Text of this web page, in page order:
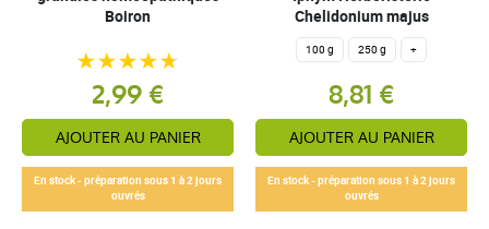
Boiron
2,99 €
AJOUTER AU PANIER
En stock - préparation sous 1 à 2 jours
ouvrés
Chelidonium majus
100 g 250 g +
8,81 €
AJOUTER AU PANIER
En stock - préparation sous 1 à 2 jours
ouvrés